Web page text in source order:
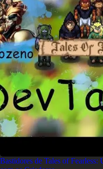
Bastidores de Tales of